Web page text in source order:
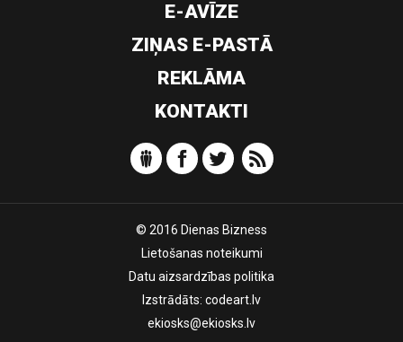
E-AVĪZE
ZIŅAS E-PASTĀ
REKLĀMA
KONTAKTI
© 2016 Dienas Bizness
Lietošanas noteikumi
Datu aizsardzības politika
Izstrādāts: codeart.lv
ekiosks@ekiosks.lv